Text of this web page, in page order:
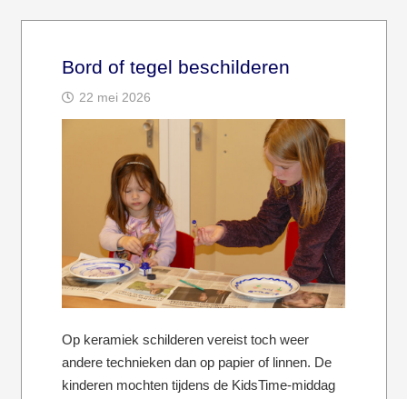
Bord of tegel beschilderen
22 mei 2026
Op keramiek schilderen vereist toch weer
andere technieken dan op papier of linnen. De
kinderen mochten tijdens de KidsTime-middag